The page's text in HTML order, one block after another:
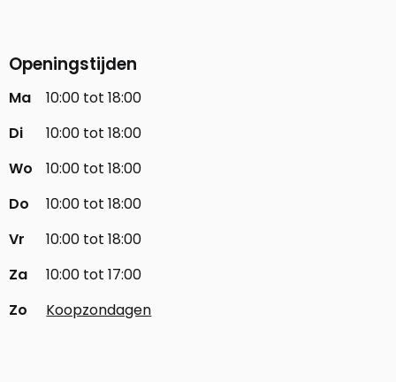
Openingstijden
Ma
10:00 tot 18:00
Di
10:00 tot 18:00
Wo
10:00 tot 18:00
Do
10:00 tot 18:00
Vr
10:00 tot 18:00
Za
10:00 tot 17:00
Zo
Koopzondagen